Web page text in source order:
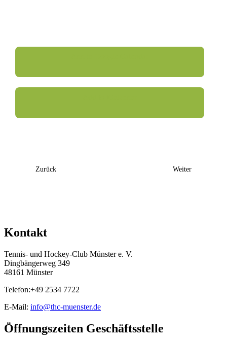
Navigation
Zurück Weiter
Kontakt
Tennis- und Hockey-Club Münster e. V.
Dingbängerweg 349
48161 Münster
Telefon:+49 2534 7722
E-Mail: info@thc-muenster.de
Öffnungszeiten Geschäftsstelle